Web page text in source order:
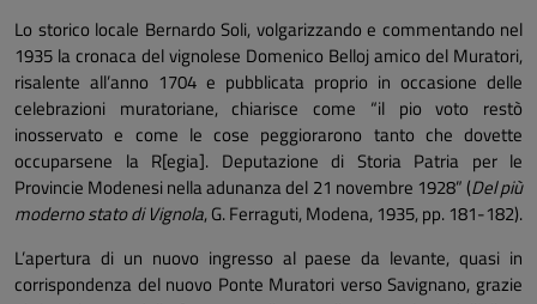
Lo storico locale Bernardo Soli, volgarizzando e commentando nel
1935 la cronaca del vignolese Domenico Belloj amico del Muratori,
risalente all’anno 1704 e pubblicata proprio in occasione delle
celebrazioni muratoriane, chiarisce come “il pio voto restò
inosservato e come le cose peggiorarono tanto che dovette
occuparsene la R[egia]. Deputazione di Storia Patria per le
Provincie Modenesi nella adunanza del 21 novembre 1928” (Del più
moderno stato di Vignola, G. Ferraguti, Modena, 1935, pp. 181-182).
L’apertura di un nuovo ingresso al paese da levante, quasi in
corrispondenza del nuovo Ponte Muratori verso Savignano, grazie